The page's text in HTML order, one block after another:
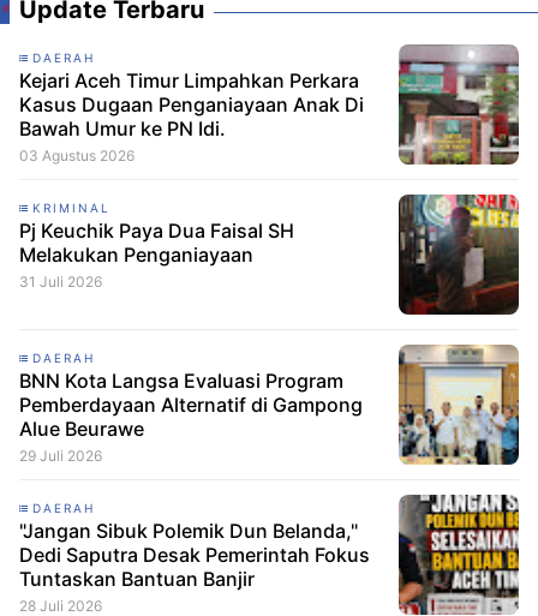
Update Terbaru
DAERAH
Kejari Aceh Timur Limpahkan Perkara
Kasus Dugaan Penganiayaan Anak Di
Bawah Umur ke PN Idi.
03 Agustus 2026
KRIMINAL
Pj Keuchik Paya Dua Faisal SH
Melakukan Penganiayaan
31 Juli 2026
DAERAH
BNN Kota Langsa Evaluasi Program
Pemberdayaan Alternatif di Gampong
Alue Beurawe
29 Juli 2026
DAERAH
"Jangan Sibuk Polemik Dun Belanda,"
Dedi Saputra Desak Pemerintah Fokus
Tuntaskan Bantuan Banjir
28 Juli 2026